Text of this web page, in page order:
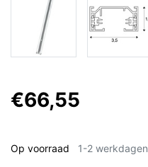
€66,55
Op voorraad 1-2 werkdagen